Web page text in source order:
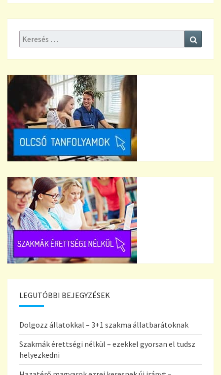
Keresés:
LEGUTÓBBI BEJEGYZÉSEK
Dolgozz állatokkal – 3+1 szakma állatbarátoknak
Szakmák érettségi nélkül – ezekkel gyorsan el tudsz
helyezkedni